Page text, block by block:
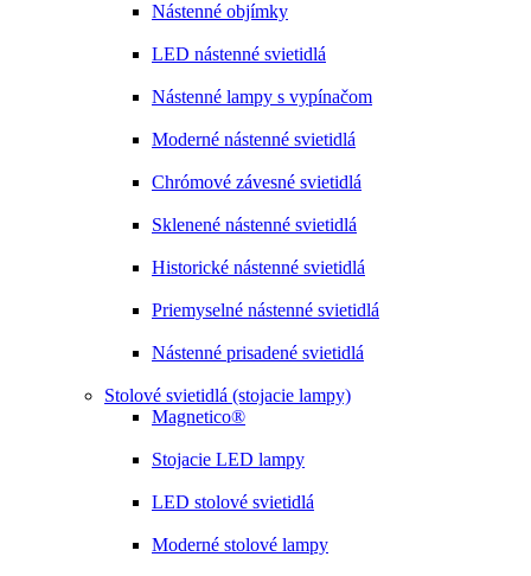
Nástenné objímky
LED nástenné svietidlá
Nástenné lampy s vypínačom
Moderné nástenné svietidlá
Chrómové závesné svietidlá
Sklenené nástenné svietidlá
Historické nástenné svietidlá
Priemyselné nástenné svietidlá
Nástenné prisadené svietidlá
Stolové svietidlá (stojacie lampy)
Magnetico®
Stojacie LED lampy
LED stolové svietidlá
Moderné stolové lampy